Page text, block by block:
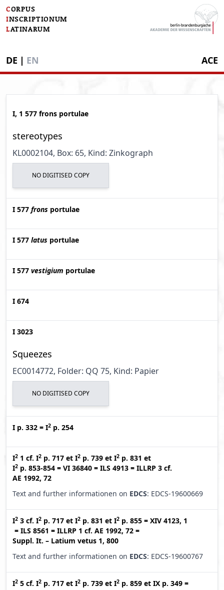
CORPUS
INSCRIPTIONUM
LATINARUM
DE | EN ACE
I, 1 577 frons portulae
stereotypes
KL0002104, Box: 65, Kind: Zinkograph
NO DIGITISED COPY
I 577 frons portulae
I 577 latus portulae
I 577 vestigium portulae
I 674
I 3023
Squeezes
EC0014772, Folder: QQ 75, Kind: Papier
NO DIGITISED COPY
I p. 332 = I2 p. 254
I2 1 cf. I2 p. 717 et I2 p. 739 et I2 p. 831 et
I2 p. 853-854 = VI 36840 = ILS 4913 = ILLRP 3 cf.
AE 1992, 72
Text and further informationen on EDCS: EDCS-19600669
I2 3 cf. I2 p. 717 et I2 p. 831 et I2 p. 855 = XIV 4123, 1
= ILS 8561 = ILLRP 1 cf. AE 1992, 72 =
Suppl. It. – Latium vetus 1, 800
Text and further informationen on EDCS: EDCS-19600767
I2 5 cf. I2 p. 717 et I2 p. 739 et I2 p. 859 et IX p. 349 =